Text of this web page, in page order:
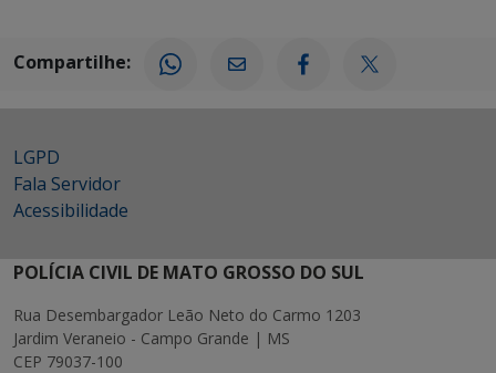
Compartilhe:
LGPD
Fala Servidor
Acessibilidade
POLÍCIA CIVIL DE MATO GROSSO DO SUL
Rua Desembargador Leão Neto do Carmo 1203
Jardim Veraneio - Campo Grande | MS
CEP 79037-100